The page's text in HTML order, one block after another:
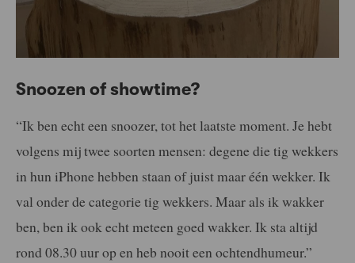
Snoozen of showtime?
“Ik ben echt een snoozer, tot het laatste moment. Je hebt
volgens mij twee soorten mensen: degene die tig wekkers
in hun iPhone hebben staan of juist maar één wekker. Ik
val onder de categorie tig wekkers. Maar als ik wakker
ben, ben ik ook echt meteen goed wakker. Ik sta altijd
rond 08.30 uur op en heb nooit een ochtendhumeur.”